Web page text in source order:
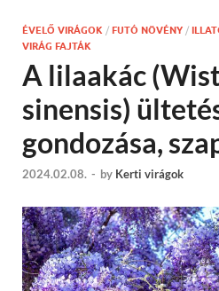
ÉVELŐ VIRÁGOK / FUTÓ NÖVÉNY /
VIRÁG FAJTÁK
A lilaakác
sinensis)
gondozása,
2024.02.08. - by Kerti virágok